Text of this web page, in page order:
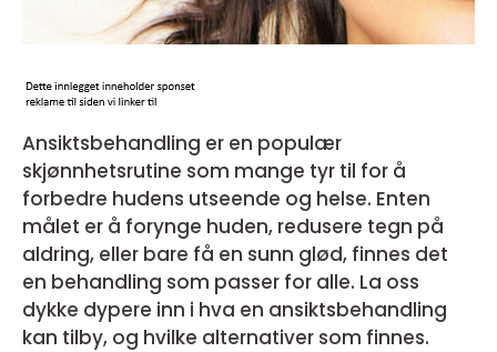
Ansiktsbehandling er en populær
skjønnhetsrutine som mange tyr til for å
forbedre hudens utseende og helse. Enten
målet er å forynge huden, redusere tegn på
aldring, eller bare få en sunn glød, finnes det
en behandling som passer for alle. La oss
dykke dypere inn i hva en ansiktsbehandling
kan tilby, og hvilke alternativer som finnes.